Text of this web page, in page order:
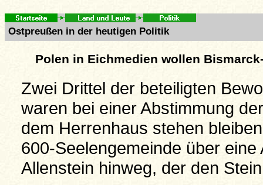
Ostpreußen in der heutigen Politik
Polen in Eichmedien wollen
Zwei Drittel der beteiligten
waren bei einer Abstimmung
dem Herrenhaus stehen
600-Seelengemeinde über
Allenstein hinweg, der den